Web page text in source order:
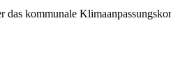
kommunale